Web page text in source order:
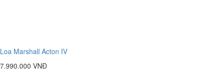
Loa Marshall Acton IV
7.990.000 VNĐ